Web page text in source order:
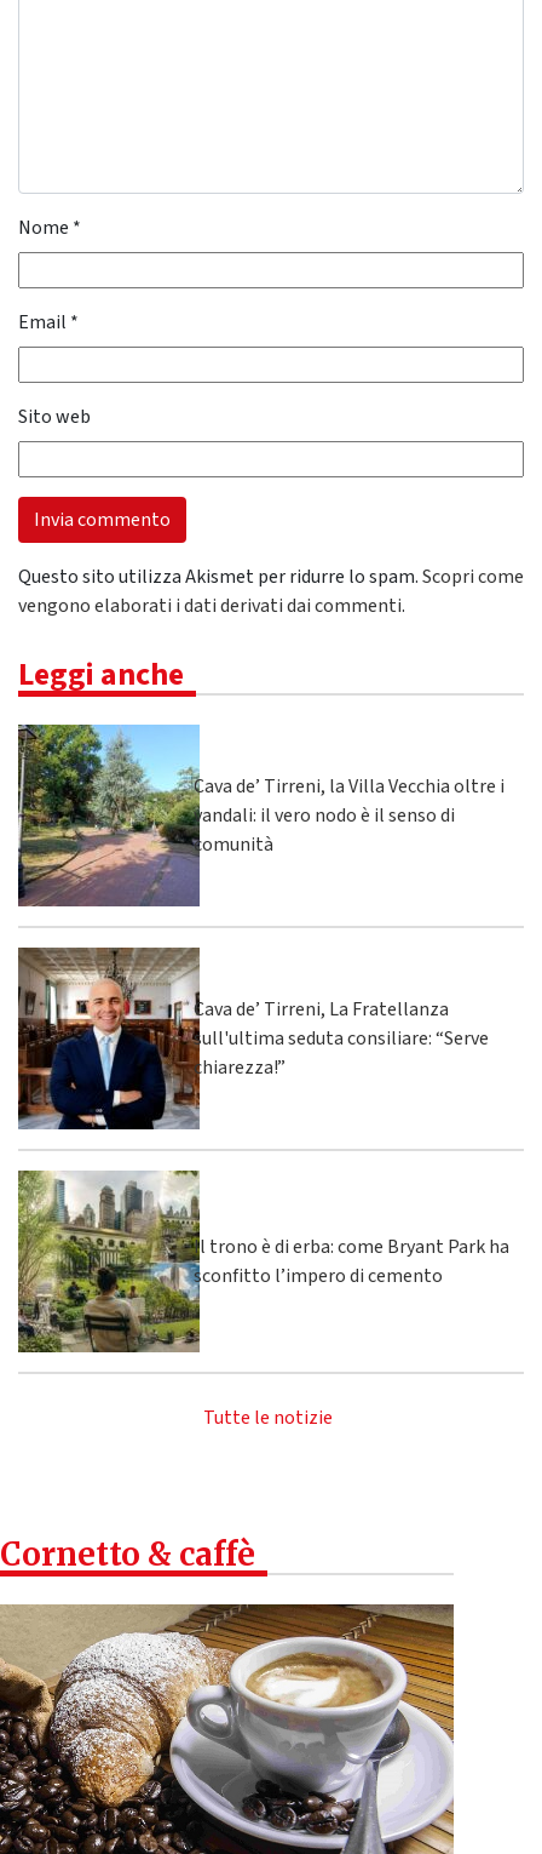
Nome *
Email *
Sito web
Questo sito utilizza Akismet per ridurre lo spam.Scopri come
vengono elaborati i dati derivati dai commenti.
Leggi anche
Cava de’ Tirreni, la Villa Vecchia oltre i
vandali: il vero nodo è il senso di
comunità
Cava de’ Tirreni, La Fratellanza
sull'ultima seduta consiliare: “Serve
chiarezza!”
Il trono è di erba: come Bryant Park ha
sconfitto l’impero di cemento
Tutte le notizie
Cornetto & caffè